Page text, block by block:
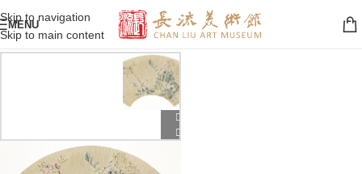
Skip to navigation
Skip to main content
MENU